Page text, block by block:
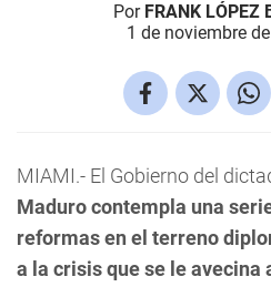
Por FRANK LÓPEZ
1 de noviembre
MIAMI.- El Gobierno del
Maduro contempla una
reformas en el terreno
a la crisis que se le avecina